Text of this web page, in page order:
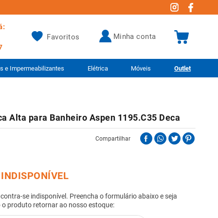
Favoritos minha conta
e Impermeabilizantes Elétrica Móveis Outlet
Alta para Banheiro Aspen 1195.C35 Deca
Compartilhar